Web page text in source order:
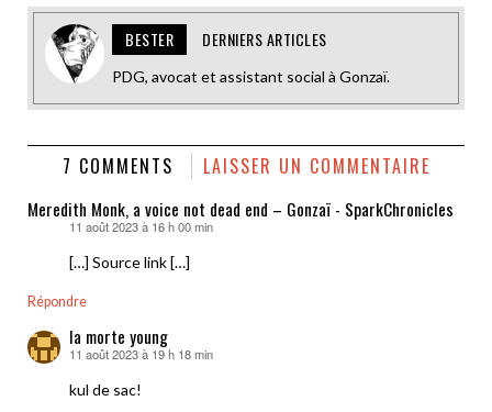
BESTER DERNIERS ARTICLES
PDG, avocat et assistant social à Gonzaï.
7 COMMENTS LAISSER UN COMMENTAIRE
Meredith Monk, a voice not dead end – Gonzaï - SparkChronicles
11 août 2023 à 16 h 00 min
[…] Source link […]
Répondre
la morte young
dit :
11 août 2023 à 19 h 18 min
kul de sac!